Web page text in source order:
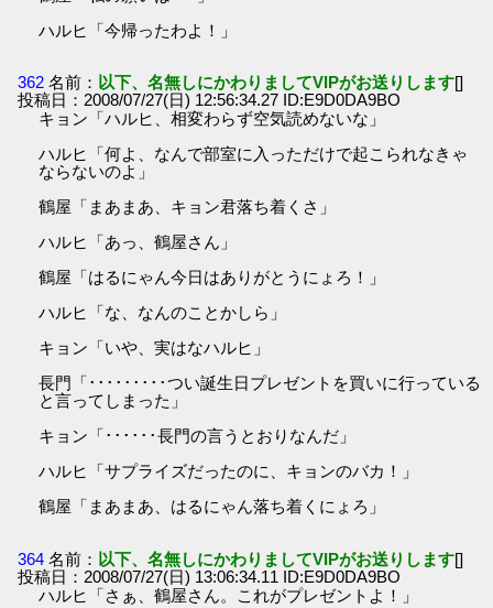
ハルヒ「今帰ったわよ！」
362 名前： 以下、名無しにかわりましてVIPがお送りします[]
投稿日：2008/07/27(日) 12:56:34.27 ID:E9D0DA9BO
キョン「ハルヒ、相変わらず空気読めないな」
ハルヒ「何よ、なんで部室に入っただけで起こられなきゃ
ならないのよ」
鶴屋「まあまあ、キョン君落ち着くさ」
ハルヒ「あっ、鶴屋さん」
鶴屋「はるにゃん今日はありがとうにょろ！」
ハルヒ「な、なんのことかしら」
キョン「いや、実はなハルヒ」
長門「･････････つい誕生日プレゼントを買いに行っている
と言ってしまった」
キョン「･･････長門の言うとおりなんだ」
ハルヒ「サプライズだったのに、キョンのバカ！」
鶴屋「まあまあ、はるにゃん落ち着くにょろ」
364 名前： 以下、名無しにかわりましてVIPがお送りします[]
投稿日：2008/07/27(日) 13:06:34.11 ID:E9D0DA9BO
ハルヒ「さぁ、鶴屋さん。これがプレゼントよ！」